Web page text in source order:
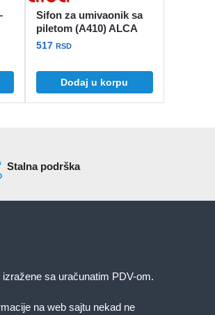
Sifon za umivaonik sa
piletom (A410) ALCA
517 RSD
Dodaj u korpu
Stalna podrška
sa uračunatim PDV-om.
na web sajtu nekad ne